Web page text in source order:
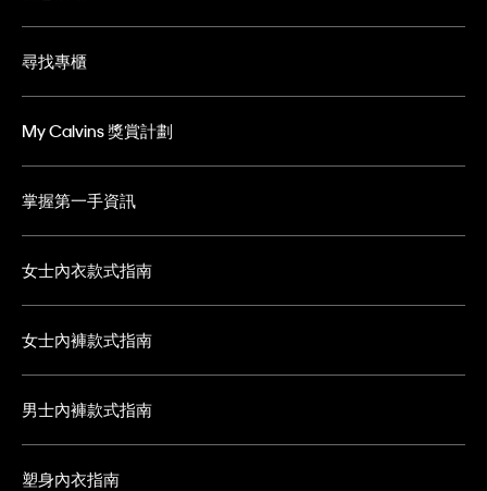
尋找專櫃
My Calvins 獎賞計劃
掌握第一手資訊
女士內衣款式指南
女士內褲款式指南
男士內褲款式指南
塑身內衣指南